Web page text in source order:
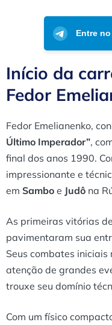
Entre
Início da
Fedor
Fedor Emelianenko,
Último Imperador”,
final dos anos 1990.
impressionante e
em Sambo e Judô na
As primeiras vitórias
pavimentaram sua
Seus combates
atenção de grandes
trouxe seu domínio
Com um físico